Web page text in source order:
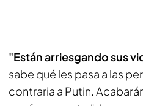
"Están arriesgando sus
sabe qué les pasa a las
contraria a Putin.